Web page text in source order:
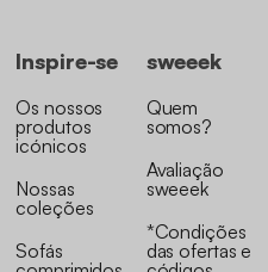
Inspire-se
Os nossos
produtos
icónicos
Nossas
coleções
Sofás
sweeek
Quem
somos?
Avaliação
sweeek
*Condições
das ofertas e